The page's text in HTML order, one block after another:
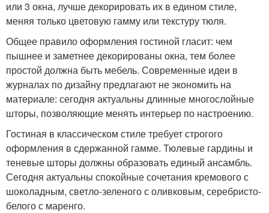
или 3 окна, лучше декорировать их в едином стиле,
меняя только цветовую гамму или текстуру тюля.
Общее правило оформления гостиной гласит: чем
пышнее и заметнее декорированы окна, тем более
простой должна быть мебель. Современные идеи в
журналах по дизайну предлагают не экономить на
материале: сегодня актуальны длинные многослойные
шторы, позволяющие менять интерьер по настроению.
Гостиная в классическом стиле требует строгого
оформления в сдержанной гамме. Тюлевые гардины и
теневые шторы должны образовать единый ансамбль.
Сегодня актуальны спокойные сочетания кремового с
шоколадным, светло-зеленого с оливковым, серебристо-
белого с маренго.